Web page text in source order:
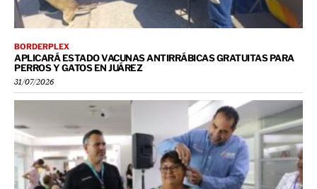
BORDERPLEX
APLICARÁ ESTADO VACUNAS ANTIRRÁBICAS GRATUITAS PARA
PERROS Y GATOS EN JUÁREZ
31/07/2026